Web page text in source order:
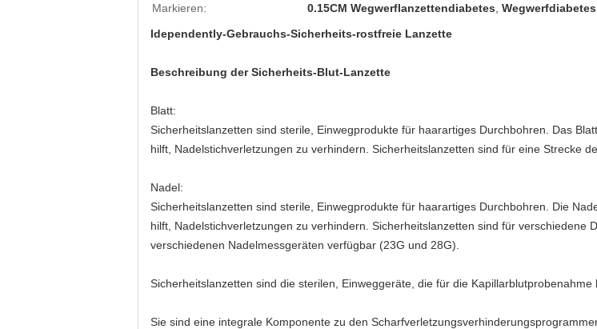
Markieren: 0.15CM Wegwerflanzettendiabetes
Idependently-Gebrauchs-Sicherheits-rostfreie Lanzette
Beschreibung derSicherheits-Blut-Lanzette
Blatt:
Sicherheitslanzetten sind sterile, Einwegprodukte für haarartiges Durchbohren. Das
hilft, Nadelstichverletzungen zu verhindern. Sicherheitslanzetten sind für eine Strecke
Nadel:
Sicherheitslanzetten sind sterile, Einwegprodukte für haarartiges Durchbohren. Die
hilft, Nadelstichverletzungen zu verhindern. Sicherheitslanzetten sind für verschiedene
verschiedenen Nadelmessgeräten verfügbar (23G und 28G).
Sicherheitslanzetten sind die sterilen, Einweggeräte, die für die Kapillarblutprobenahme
Sie sind eine integrale Komponente zu den